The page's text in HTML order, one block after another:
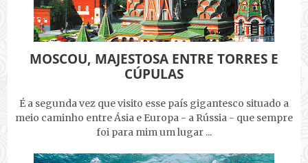
MOSCOU, MAJESTOSA ENTRE TORRES E
CÚPULAS
É a segunda vez que visito esse país gigantesco situado a
meio caminho entre Ásia e Europa - a Rússia - que sempre
foi para mim um lugar ...